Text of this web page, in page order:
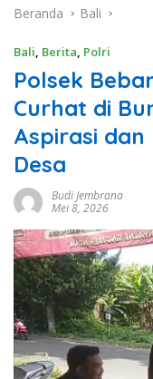
Beranda Bali
Bali, Berita, Polri
Polsek
Curhat di
Aspirasi
Desa
Budi Jembrana
Mei 8, 2026